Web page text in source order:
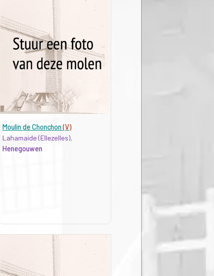
Moulin de Chonchon(V)
Lahamaide (Ellezelles),
Henegouwen